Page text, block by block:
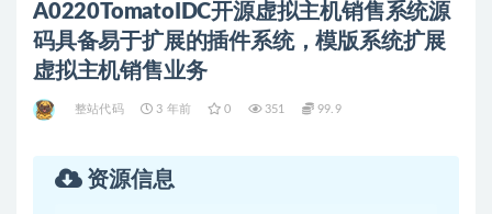
A0220TomatoIDC开源虚拟主机销售系统源
码具备易于扩展的插件系统，模版系统扩展
虚拟主机销售业务
整站代码 3 年前 0 351 99.9
资源信息